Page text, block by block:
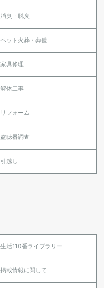
消臭・脱臭
ペット火葬・葬儀
家具修理
解体工事
リフォーム
盗聴器調査
引越し
生活110番ライブラリー
掲載情報に関して